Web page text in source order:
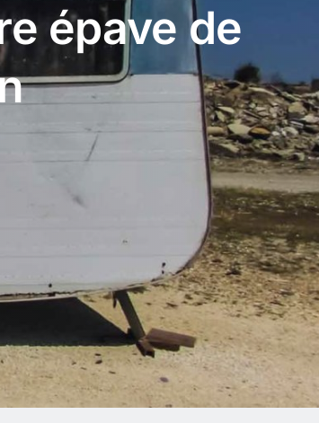
épave de